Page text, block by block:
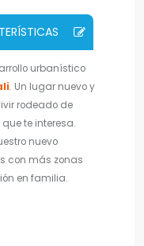
urbanístico
. Un lugar nuevo y
rodeado de
te interesa.
nuevo
con más zonas
en familia.